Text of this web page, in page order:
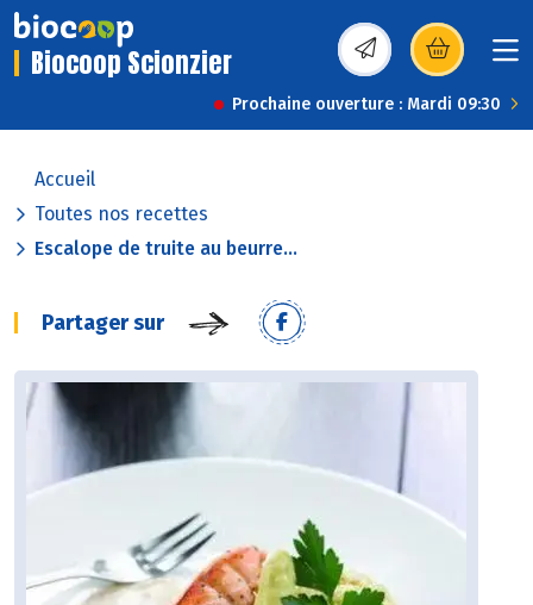
Biocoop Scionzier (s’ouvre dans une
Prochaine ouverture : Mardi 09:30
Accueil
Toutes nos recettes
Escalope de truite au beurre...
Partager sur